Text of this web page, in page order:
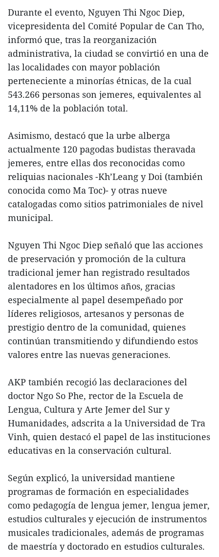
Durante el evento, Nguyen Thi Ngoc Diep,
vicepresidenta del Comité Popular de Can Tho,
informó que, tras la reorganización
administrativa, la ciudad se convirtió en una de
las localidades con mayor población
perteneciente a minorías étnicas, de la cual
543.266 personas son jemeres, equivalentes al
14,11% de la población total.
Asimismo, destacó que la urbe alberga
actualmente 120 pagodas budistas theravada
jemeres, entre ellas dos reconocidas como
reliquias nacionales -Kh’Leang y Doi (también
conocida como Ma Toc)- y otras nueve
catalogadas como sitios patrimoniales de nivel
municipal.
Nguyen Thi Ngoc Diep señaló que las acciones
de preservación y promoción de la cultura
tradicional jemer han registrado resultados
alentadores en los últimos años, gracias
especialmente al papel desempeñado por
líderes religiosos, artesanos y personas de
prestigio dentro de la comunidad, quienes
continúan transmitiendo y difundiendo estos
valores entre las nuevas generaciones.
AKP también recogió las declaraciones del
doctor Ngo So Phe, rector de la Escuela de
Lengua, Cultura y Arte Jemer del Sur y
Humanidades, adscrita a la Universidad de Tra
Vinh, quien destacó el papel de las instituciones
educativas en la conservación cultural.
Según explicó, la universidad mantiene
programas de formación en especialidades
como pedagogía de lengua jemer, lengua jemer,
estudios culturales y ejecución de instrumentos
musicales tradicionales, además de programas
de maestría y doctorado en estudios culturales.